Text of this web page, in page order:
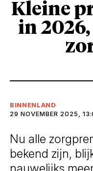
Kleine
in
BINNENLAND
29 NOVEMBER 2025,
Nu alle
bekend zijn,